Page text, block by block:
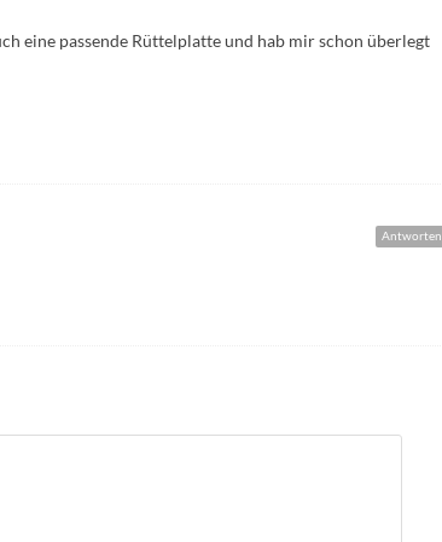
eine passende Rüttelplatte und hab mir schon überlegt
Antworten